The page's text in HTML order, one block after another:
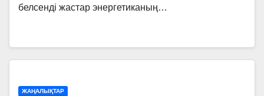
белсенді жастар энергетиканың…
ЖАҢАЛЫҚТАР